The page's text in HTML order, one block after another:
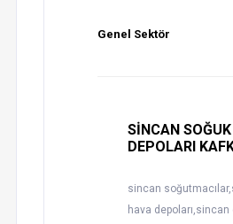
Genel Sektör
SİNCAN
DEPOLARI
sincan
hava